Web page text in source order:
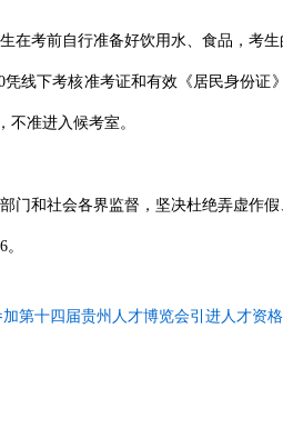
在考前自行准备好饮用水、食品，考
凭线下考核准考证和有效《居民身份
准进入候考室。
门和社会各界监督，坚决杜绝弄虚作假
第十四届贵州人才博览会引进人才资